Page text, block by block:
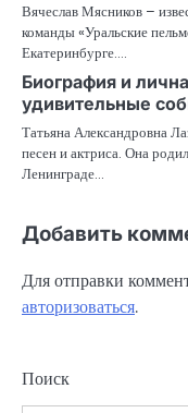
Вячеслав Мясников –
команды «Уральские
Екатеринбурге.…
Биография и
удивительные
Татьяна Александровна
песен и актриса. Она
Ленинграде…
Добавить
Для отправки
авторизоваться.
Поиск